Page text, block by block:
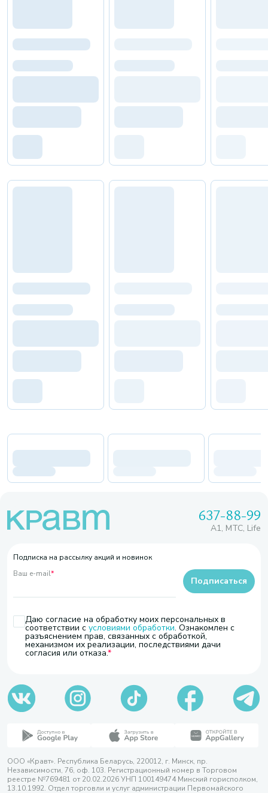
637-88-99
A1, МТС, Life
Подписка на рассылку акций и новинок
Ваш e-mail*
Даю согласие на обработку моих персональных в
соответствии с условиями обработки. Ознакомлен с
разъяснением прав, связанных с обработкой,
механизмом их реализации, последствиями дачи
согласия или отказа.
Подписаться
ООО «Кравт». Республика Беларусь, 220012, г. Минск, пр.
Независимости, 76, оф. 103. Регистрационный номер в Торговом
реестре №769481 от 20.02.2026 УНП 100149474 Минский горисполком,
13.10.1992. Отдел торговли и услуг администрации Первомайского